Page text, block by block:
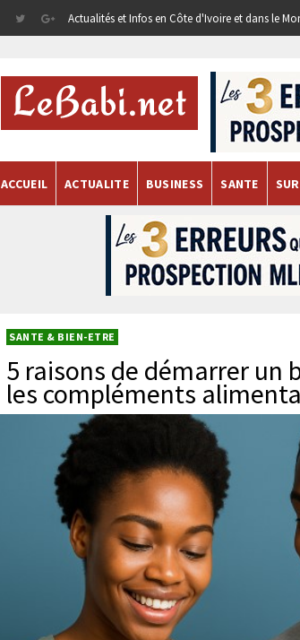
Actualités et Infos en Côte d'Ivoire et dans le
ACCUEIL ACTUALITE BUSINESS SANTE
SANTE & BIEN-ETRE
5 raisons de démarrer un
les compléments